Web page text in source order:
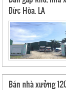
Đức Hòa, LA
Bán nhà xưởng